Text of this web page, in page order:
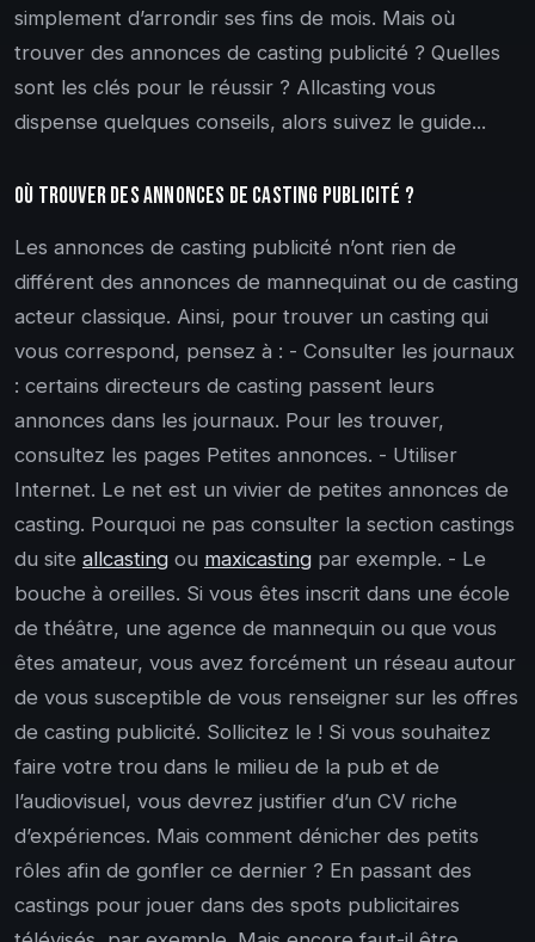
simplement d’arrondir ses fins de mois. Mais où
trouver des annonces de casting publicité ? Quelles
sont les clés pour le réussir ? Allcasting vous
dispense quelques conseils, alors suivez le guide...
Où trouver des annonces de casting publicité ?
Les annonces de casting publicité n’ont rien de
différent des annonces de mannequinat ou de casting
acteur classique. Ainsi, pour trouver un casting qui
vous correspond, pensez à : - Consulter les journaux
: certains directeurs de casting passent leurs
annonces dans les journaux. Pour les trouver,
consultez les pages Petites annonces. - Utiliser
Internet. Le net est un vivier de petites annonces de
casting. Pourquoi ne pas consulter la section castings
du site allcasting ou maxicasting par exemple. - Le
bouche à oreilles. Si vous êtes inscrit dans une école
de théâtre, une agence de mannequin ou que vous
êtes amateur, vous avez forcément un réseau autour
de vous susceptible de vous renseigner sur les offres
de casting publicité. Sollicitez le ! Si vous souhaitez
faire votre trou dans le milieu de la pub et de
l’audiovisuel, vous devrez justifier d’un CV riche
d’expériences. Mais comment dénicher des petits
rôles afin de gonfler ce dernier ? En passant des
castings pour jouer dans des spots publicitaires